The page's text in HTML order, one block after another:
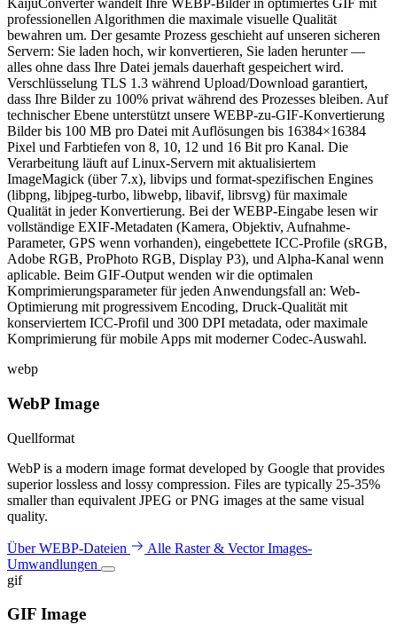
KaijuConverter wandelt Ihre WEBP-Bilder in optimiertes GIF mit
professionellen Algorithmen die maximale visuelle Qualität
bewahren um. Der gesamte Prozess geschieht auf unseren sicheren
Servern: Sie laden hoch, wir konvertieren, Sie laden herunter —
alles ohne dass Ihre Datei jemals dauerhaft gespeichert wird.
Verschlüsselung TLS 1.3 während Upload/Download garantiert,
dass Ihre Bilder zu 100% privat während des Prozesses bleiben. Auf
technischer Ebene unterstützt unsere WEBP-zu-GIF-Konvertierung
Bilder bis 100 MB pro Datei mit Auflösungen bis 16384×16384
Pixel und Farbtiefen von 8, 10, 12 und 16 Bit pro Kanal. Die
Verarbeitung läuft auf Linux-Servern mit aktualisiertem
ImageMagick (über 7.x), libvips und format-spezifischen Engines
(libpng, libjpeg-turbo, libwebp, libavif, librsvg) für maximale
Qualität in jeder Konvertierung. Bei der WEBP-Eingabe lesen wir
vollständige EXIF-Metadaten (Kamera, Objektiv, Aufnahme-
Parameter, GPS wenn vorhanden), eingebettete ICC-Profile (sRGB,
Adobe RGB, ProPhoto RGB, Display P3), und Alpha-Kanal wenn
aplicable. Beim GIF-Output wenden wir die optimalen
Komprimierungsparameter für jeden Anwendungsfall an: Web-
Optimierung mit progressivem Encoding, Druck-Qualität mit
konserviertem ICC-Profil und 300 DPI metadata, oder maximale
Komprimierung für mobile Apps mit moderner Codec-Auswahl.
webp
WebP Image
Quellformat
WebP is a modern image format developed by Google that provides
superior lossless and lossy compression. Files are typically 25-35%
smaller than equivalent JPEG or PNG images at the same visual
quality.
Über WEBP-Dateien
Alle Raster & Vector Images-
Umwandlungen
gif
GIF Image